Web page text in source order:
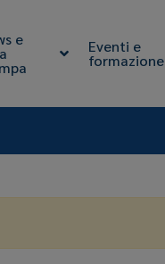
e Eventi e
formazione